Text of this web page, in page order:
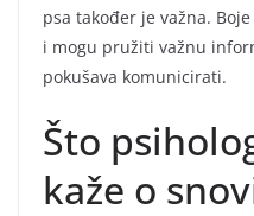
psa također je važna.
i mogu pružiti važnu
pokušava komunicirati.
Što
kaže o